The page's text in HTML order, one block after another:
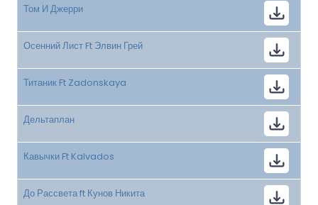
Том И Джерри
Осенний Лист Ft Элвин Грей
Титаник Ft Zadonskaya
Дельтаплан
Кавычки Ft Kalvados
До Рассвета ft Кунов Никита